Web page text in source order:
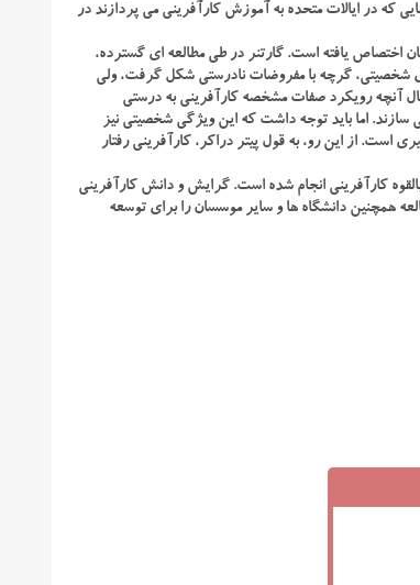
در ایالات متحده به آموزش کارآفرینی می پردازند در
اختصاص یافته است. گارتنر در طی مطالعه ای گسترده،
شخصیتی، گرچه با مفروضات نادرستی شکل گرفت، ولی
آنچه رویکرد صفات مشخصه کارآفرینی به درستی
اما باید توجه داشت که این ویژگی شخصیتی نیز
است. از این رو، به قول پیتر دراکر، کارآفرینی رفتار
کارآفرینی انجام شده است. گرایش و دانش کارآفرینی
همچنین دانشگاه ها و سایر موسسان را برای توسعه